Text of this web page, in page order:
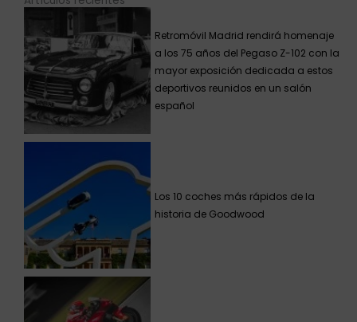
Retromóvil Madrid rendirá homenaje
a los 75 años del Pegaso Z-102 con la
mayor exposición dedicada a estos
deportivos reunidos en un salón
español
Los 10 coches más rápidos de la
historia de Goodwood